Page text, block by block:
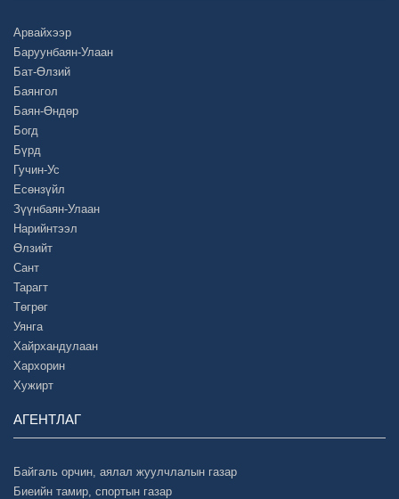
Арвайхээр
Баруунбаян-Улаан
Бат-Өлзий
Баянгол
Баян-Өндөр
Богд
Бүрд
Гучин-Ус
Есөнзүйл
Зүүнбаян-Улаан
Нарийнтээл
Өлзийт
Сант
Тарагт
Төгрөг
Уянга
Хайрхандулаан
Хархорин
Хужирт
АГЕНТЛАГ
Байгаль орчин, аялал жуулчлалын газар
Биеийн тамир, спортын газар